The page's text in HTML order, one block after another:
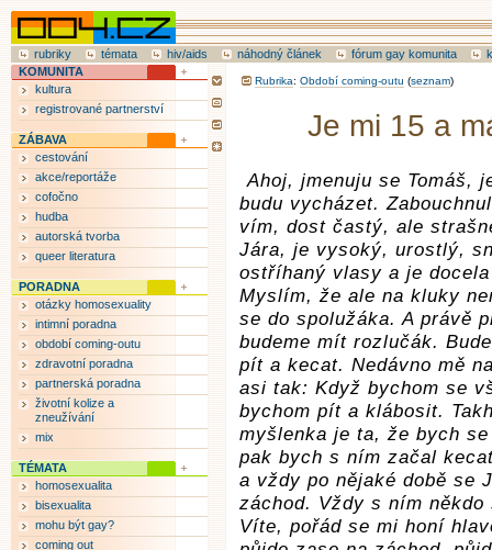
rubriky témata hiv/aids náhodný článek fórum gay komunita
Rubrika: Období coming-outu (seznam)
Je mi 15 a
Ahoj, jmenuju se Tomáš,
budu vycházet.
vím, dost častý, ale
Jára, je vysoký, urostlý,
ostříhaný vlasy a je
Myslím, že ale na kluky
se do spolužáka. A právě
budeme mít rozlučák.
pít a kecat. Nedávno mě
asi tak: Když bychom se
bychom pít a klábosit.
myšlenka je ta, že bych
pak bych s ním začal
a vždy po nějaké době se
záchod. Vždy s ním
Víte, pořád se mi honí
KOMUNITA
kultura
registrované partnerství
ZÁBAVA
cestování
akce/reportáže
cofočno
hudba
autorská tvorba
queer literatura
PORADNA
otázky homosexuality
intimní poradna
období coming-outu
zdravotní poradna
partnerská poradna
životní kolize a
zneužívání
mix
TÉMATA
homosexualita
bisexualita
mohu být gay?
coming out